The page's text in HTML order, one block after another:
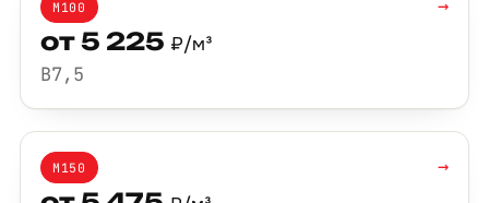
М100
от 5 225 ₽/м³
B7,5
→
М150 →